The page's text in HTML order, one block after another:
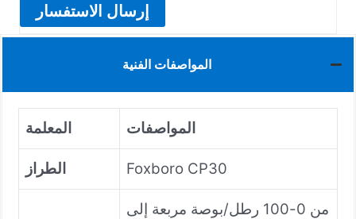
إرسال الاستفسار
المواصفات الفنية
المعلمة المواصفات
الطراز Foxboro CP30
من 0-100 رطل/بوصة مربعة إلى